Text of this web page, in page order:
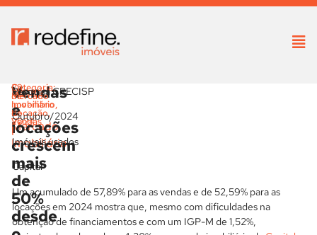
Home
-
Mercado
Imobiliário
Vendas
e
locações
crescem
mais
de
50%
desde
29
de
novembro
de
2024
|
Categoria:
Mercado
Imobiliário,
Locação,
Vendas
|
Pesquisa CRECISP
Outubro/2024
Imóveis usados
Capital
Um acumulado de 57,89% para as vendas e de 52,59% para as
locações em 2024 mostra que, mesmo com dificuldades na
obtenção de financiamentos e com um IGP-M de 1,52%,